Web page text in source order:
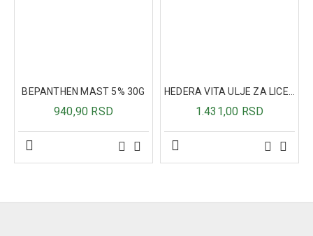
BEPANTHEN MAST 5% 30G
940,90 RSD 1.431,00 RSD